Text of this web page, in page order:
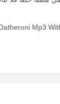
Mp3